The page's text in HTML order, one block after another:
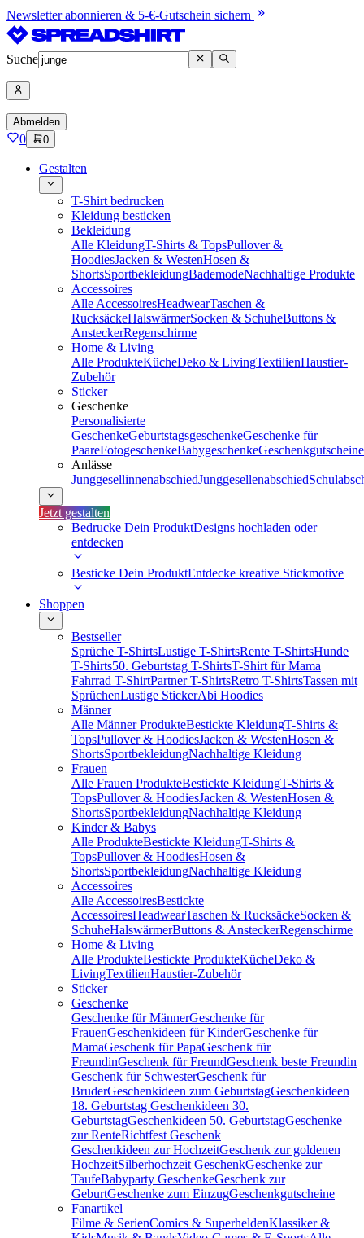
Newsletter abonnieren & 5-€-Gutschein sichern
Suche
Abmelden
0 0
Gestalten
T-Shirt bedrucken
Kleidung besticken
Bekleidung
Alle KleidungT-Shirts & TopsPullover &
HoodiesJacken & WestenHosen &
ShortsSportbekleidungBademodeNachhaltige Produkte
Accessoires
Alle AccessoiresHeadwearTaschen &
RucksäckeHalswärmerSocken & SchuheButtons &
AnsteckerRegenschirme
Home & Living
Alle ProdukteKücheDeko & LivingTextilienHaustier-
Zubehör
Sticker
Geschenke
Personalisierte
GeschenkeGeburtstagsgeschenkeGeschenke für
PaareFotogeschenkeBabygeschenkeGeschenkgutscheine
Anlässe
JunggesellinnenabschiedJunggesellenabschied
Jetzt gestalten
Bedrucke Dein ProduktDesigns hochladen oder
entdecken
Besticke Dein ProduktEntdecke kreative Stickmotive
Shoppen
Bestseller
Sprüche T-ShirtsLustige T-ShirtsRente T-ShirtsHunde
T-Shirts50. Geburtstag T-ShirtsT-Shirt für Mama
Fahrrad T-ShirtPartner T-ShirtsRetro T-ShirtsTassen mit
SprüchenLustige StickerAbi Hoodies
Männer
Alle Männer ProdukteBestickte KleidungT-Shirts &
TopsPullover & HoodiesJacken & WestenHosen &
ShortsSportbekleidungNachhaltige Kleidung
Frauen
Alle Frauen ProdukteBestickte KleidungT-Shirts &
TopsPullover & HoodiesJacken & WestenHosen &
ShortsSportbekleidungNachhaltige Kleidung
Kinder & Babys
Alle ProdukteBestickte KleidungT-Shirts &
TopsPullover & HoodiesHosen &
ShortsSportbekleidungNachhaltige Kleidung
Accessoires
Alle AccessoiresBestickte
AccessoiresHeadwearTaschen & RucksäckeSocken &
SchuheHalswärmerButtons & AnsteckerRegenschirme
Home & Living
Alle ProdukteBestickte ProdukteKücheDeko &
LivingTextilienHaustier-Zubehör
Sticker
Geschenke
Geschenke für MännerGeschenke für
FrauenGeschenkideen für KinderGeschenke für
MamaGeschenk für PapaGeschenk für
FreundinGeschenk für FreundGeschenk beste Freundin
Geschenk für SchwesterGeschenk für
BruderGeschenkideen zum GeburtstagGeschenkideen
18. Geburtstag Geschenkideen 30.
GeburtstagGeschenkideen 50. GeburtstagGeschenke
zur RenteRichtfest Geschenk
Geschenkideen zur HochzeitGeschenk zur goldenen
HochzeitSilberhochzeit GeschenkGeschenke zur
TaufeBabyparty GeschenkeGeschenk zur
GeburtGeschenke zum EinzugGeschenkgutscheine
Fanartikel
Filme & SerienComics & SuperheldenKlassiker &